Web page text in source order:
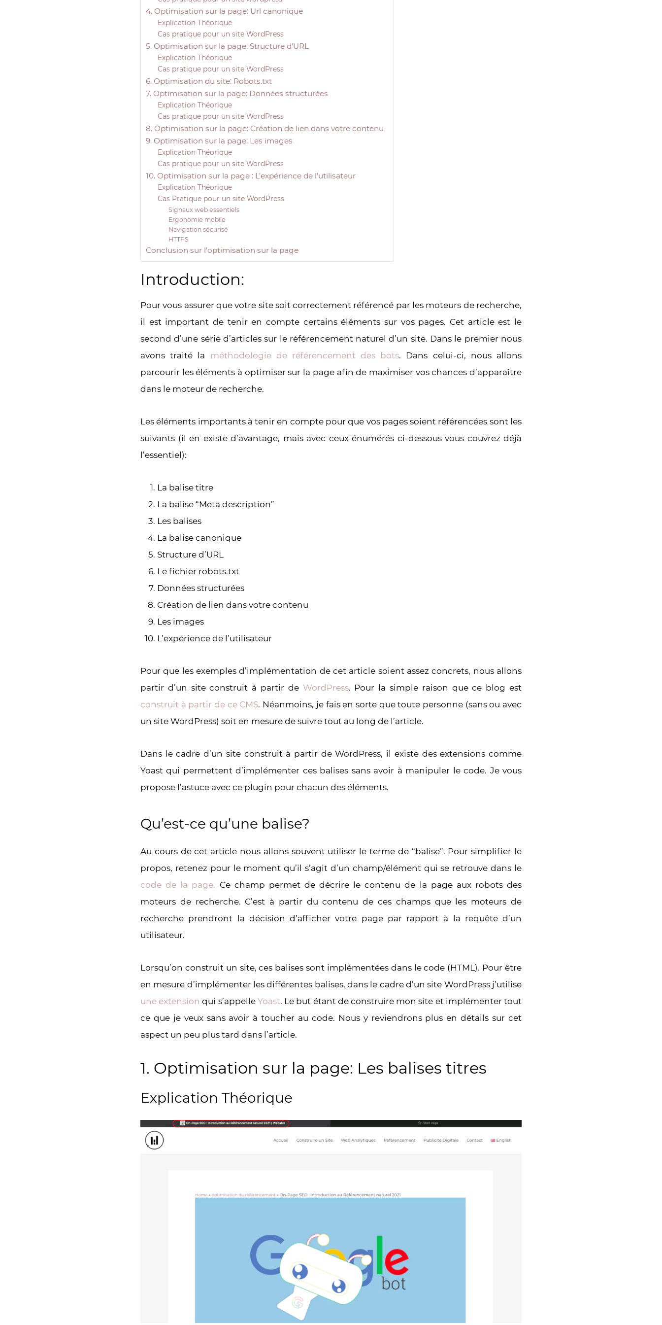
4. Optimisation sur la page: Url canonique
Explication Théorique
Cas pratique pour un site WordPress
5. Optimisation sur la page: Structure d’URL
Explication Théorique
Cas pratique pour un site WordPress
6. Optimisation du site: Robots.txt
7. Optimisation sur la page: Données structurées
Explication Théorique
Cas pratique pour un site WordPress
8. Optimisation sur la page: Création de lien dans votre contenu
9. Optimisation sur la page: Les images
Explication Théorique
Cas pratique pour un site WordPress
10. Optimisation sur la page : L’expérience de l’utilisateur
Explication Théorique
Cas Pratique pour un site WordPress
Signaux web essentiels
Ergonomie mobile
Navigation sécurisé
HTTPS
Conclusion sur l’optimisation sur la page
Introduction:
Pour vous assurer que votre site soit correctement référencé par les moteurs de recherche,
il est important de tenir en compte certains éléments sur vos pages. Cet article est le
second d’une série d’articles sur le référencement naturel d’un site. Dans le premier nous
avons traité la méthodologie de référencement des bots. Dans celui-ci, nous allons
parcourir les éléments à optimiser sur la page afin de maximiser vos chances d’apparaître
dans le moteur de recherche.
Les éléments importants à tenir en compte pour que vos pages soient référencées sont les
suivants (il en existe d’avantage, mais avec ceux énumérés ci-dessous vous couvrez déjà
l’essentiel):
La balise titre
La balise “Meta description”
Les balises
La balise canonique
Structure d’URL
Le fichier robots.txt
Données structurées
Création de lien dans votre contenu
Les images
L’expérience de l’utilisateur
Pour que les exemples d’implémentation de cet article soient assez concrets, nous allons
partir d’un site construit à partir de WordPress. Pour la simple raison que ce blog est
construit à partir de ce CMS. Néanmoins, je fais en sorte que toute personne (sans ou avec
un site WordPress) soit en mesure de suivre tout au long de l’article.
Dans le cadre d’un site construit à partir de WordPress, il existe des extensions comme
Yoast qui permettent d’implémenter ces balises sans avoir à manipuler le code. Je vous
propose l’astuce avec ce plugin pour chacun des éléments.
Qu’est-ce qu’une balise?
Au cours de cet article nous allons souvent utiliser le terme de “balise”. Pour simplifier le
propos, retenez pour le moment qu’il s’agit d’un champ/élément qui se retrouve dans le
code de la page. Ce champ permet de décrire le contenu de la page aux robots des
moteurs de recherche. C’est à partir du contenu de ces champs que les moteurs de
recherche prendront la décision d’afficher votre page par rapport à la requête d’un
utilisateur.
Lorsqu’on construit un site, ces balises sont implémentées dans le code (HTML). Pour être
en mesure d’implémenter les différentes balises, dans le cadre d’un site WordPress j’utilise
une extensionqui s’appelle Yoast. Le but étant de construire mon site et implémenter tout
ce que je veux sans avoir à toucher au code. Nous y reviendrons plus en détails sur cet
aspect un peu plus tard dans l’article.
1. Optimisation sur la page: Les balises titres
Explication Théorique